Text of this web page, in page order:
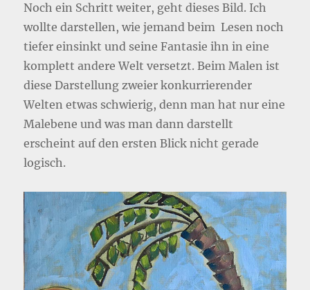
Noch ein Schritt weiter, geht dieses Bild. Ich
wollte darstellen, wie jemand beim Lesen noch
tiefer einsinkt und seine Fantasie ihn in eine
komplett andere Welt versetzt. Beim Malen ist
diese Darstellung zweier konkurrierender
Welten etwas schwierig, denn man hat nur eine
Malebene und was man dann darstellt
erscheint auf den ersten Blick nicht gerade
logisch.